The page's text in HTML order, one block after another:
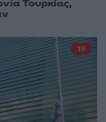
Τουρκίας,
16